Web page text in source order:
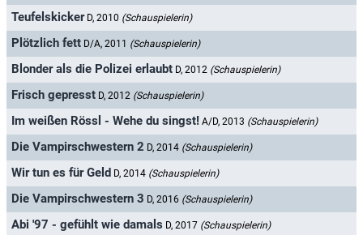
Teufelskicker D, 2010 (Schauspielerin)
Plötzlich fett D/A, 2011 (Schauspielerin)
Blonder als die Polizei erlaubt D, 2012 (Schauspielerin)
Frisch gepresst D, 2012 (Schauspielerin)
Im weißen Rössl - Wehe du singst! A/D, 2013 (Schauspielerin)
Die Vampirschwestern 2 D, 2014 (Schauspielerin)
Wir tun es für Geld D, 2014 (Schauspielerin)
Die Vampirschwestern 3 D, 2016 (Schauspielerin)
Abi '97 - gefühlt wie damals D, 2017 (Schauspielerin)